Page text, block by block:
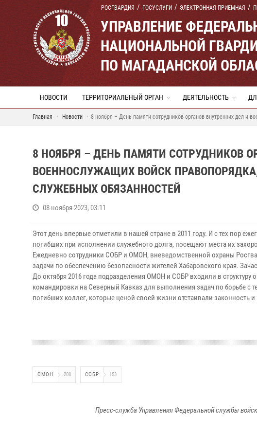
РОСГВАРДИЯ ГОСУСЛУГИ ЭЛЕКТРОННАЯ ПРИЕМНАЯ
УПРАВЛЕНИЕ
НАЦИОНАЛЬНОЙ
ПО МАГАДАНСКОЙ
НОВОСТИ ТЕРРИТОРИАЛЬНЫЙ ОРГАН ДЕЯТЕЛЬНОСТЬ
Главная Новости 8 ноября – День памяти сотрудников органов внутренних дел и
8 НОЯБРЯ – ДЕНЬ ПАМЯТИ СОТРУДНИКОВ
ВОЕННОСЛУЖАЩИХ ВОЙСК
СЛУЖЕБНЫХ ОБЯЗАННОСТЕЙ
08 ноября 2023, 03:11
Этот день впервые отметили в нашей стране в 2011 году. И с тех пор
погибших при исполнении служебного долга, посещают места их
Ежедневно сотрудники СОБР и ОМОН, вневедомственной охраны
задачи по обеспечению безопасности жителей Хабаровского края.
До октября 2016 года подразделения ОМОН и СОБР входили в
командировки на Северный Кавказ для выполнения задач по борьбе
погибших коллег, которые ценой своей жизни отстаивали законность
ОМОН 208 СОБР 153
Пресс-служба Управления Федеральной службы